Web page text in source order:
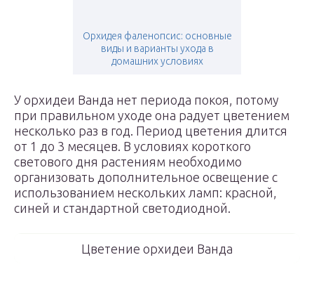
Орхидея фаленопсис: основные
виды и варианты ухода в
домашних условиях
У орхидеи Ванда нет периода покоя, потому
при правильном уходе она радует цветением
несколько раз в год. Период цветения длится
от 1 до 3 месяцев. В условиях короткого
светового дня растениям необходимо
организовать дополнительное освещение с
использованием нескольких ламп: красной,
синей и стандартной светодиодной.
Цветение орхидеи Ванда